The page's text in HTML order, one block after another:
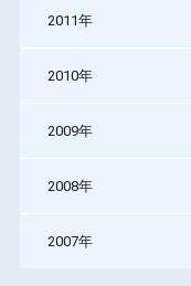
2011年
2010年
2009年
2008年
2007年